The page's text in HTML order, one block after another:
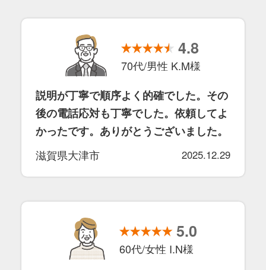
4.8
70代/男性 K.M様
説明が丁寧で順序よく的確でした。その
後の電話応対も丁寧でした。依頼してよ
かったです。ありがとうございました。
滋賀県大津市
2025.12.29
5.0
60代/女性 I.N様